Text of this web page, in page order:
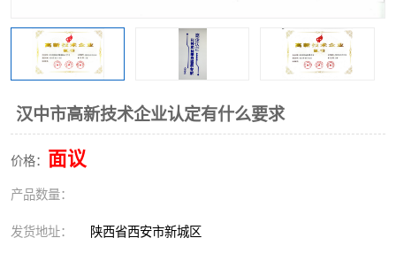
汉中市高新技术企业认定有什么要求
价格： 面议
产品数量：
发货地址： 陕西省西安市新城区